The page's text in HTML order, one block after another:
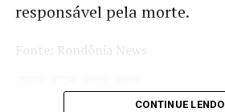
responsável pela morte.
Fonte: Rondônia News
Twitter
Facebook
WhatsApp
Share
CONTINUE LENDO